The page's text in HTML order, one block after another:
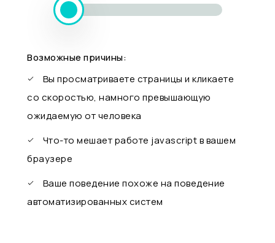
Возможные причины:
Вы просматриваете страницы и кликаете
со скоростью, намного превышающую
ожидаемую от человека
Что-то мешает работе javascript в вашем
браузере
Ваше поведение похоже на поведение
автоматизированных систем